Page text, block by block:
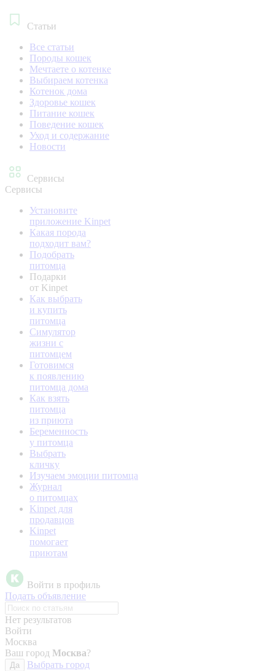
Статьи
Все статьи
Породы кошек
Мечтаете о котенке
Выбираем котенка
Котенок дома
Здоровье кошек
Питание кошек
Поведение кошек
Уход и содержание
Новости
Сервисы
Сервисы
Установите
приложение Kinpet
Какая порода
подходит вам?
Подобрать
питомца
Подарки
от Kinpet
Как выбрать
и купить
питомца
Симулятор
жизни с
питомцем
Готовимся
к появлению
питомца дома
Как взять
питомца
из приюта
Беременность
у питомца
Выбрать
кличку
Изучаем эмоции питомца
Журнал
о питомцах
Kinpet для
продавцов
Kinpet
помогает
приютам
Войти в профиль
Подать объявление
Нет результатов
Войти
Москва
Ваш город Москва?
Да
Выбрать город